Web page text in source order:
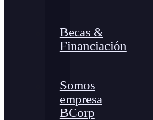
Becas &
Financiación
Somos
empresa
BCorp